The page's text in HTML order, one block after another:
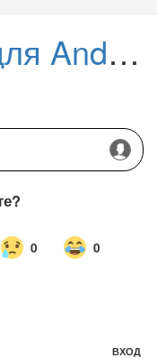
Avast Cleanup для Android